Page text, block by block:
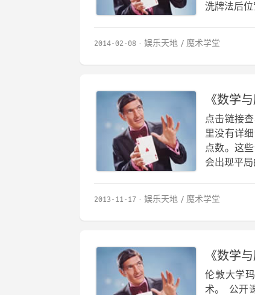
洗牌法后
2014-02-08 娱乐天地 魔术学堂
《数学
点击链接
里没有详
点数。这
会出现平
2013-11-17 娱乐天地 魔术学堂
《数学
伦敦大学
术。 公开